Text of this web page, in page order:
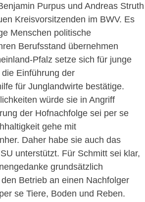
Purpus und Andreas Struth
Kreisvorsitzenden im BWV. Es
Menschen politische
Berufsstand übernehmen
Pfalz setze sich für junge
Einführung der
für Junglandwirte bestätige.
würde sie in Angriff
der Hofnachfolge sei per se
gehe mit
Daher habe sie auch das
unterstützt. Für Schmitt sei klar,
grundsätzlich
Betrieb an einen Nachfolger
se Tiere, Boden und Reben.